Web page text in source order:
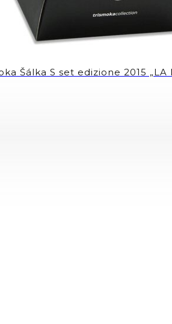
Šálka S set edizione 2015 „LA